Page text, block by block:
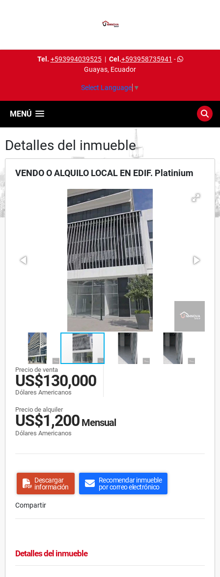
Tel. +593994039525| Cel.+593958735941 -
Guayas, Ecuador
Select Language ▼
MENÚ
Detalles del inmueble
VENDO O ALQUILO LOCAL EN EDIF. Platinium
Precio de venta
US$130,000
Dólares Americanos
Precio de alquiler
US$1,200 Mensual
Dólares Americanos
Descargar
información
Recomendar inmueble
por correo electrónico
Compartir
Detalles del inmueble